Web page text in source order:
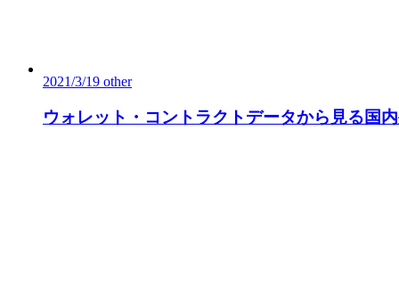
2021/3/19 other
ウォレット・コントラクトデータから見る国